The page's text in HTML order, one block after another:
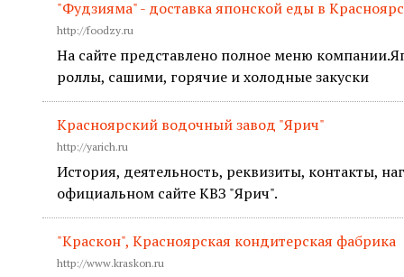
"Фудзияма" - доставка японской еды в
http://foodzy.ru
На сайте представлено полное меню
роллы, сашими, горячие и холодные закуски
Красноярский водочный завод "Ярич"
http://yarich.ru
История, деятельность, реквизиты, контакты,
официальном сайте КВЗ "Ярич".
"Краскон", Красноярская кондитерская фабрика
http://www.kraskon.ru